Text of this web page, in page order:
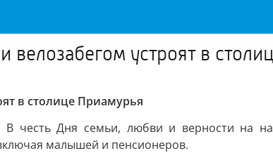
устроят в
в столице Приамурья
В честь Дня семьи, любви и верности на
малышей и пенсионеров.